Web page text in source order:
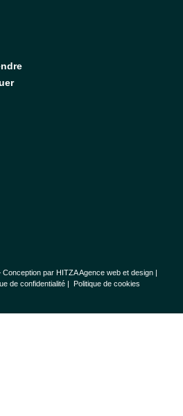
Conception par HITZA Agence web et design|
de confidentialité | Politique de cookies